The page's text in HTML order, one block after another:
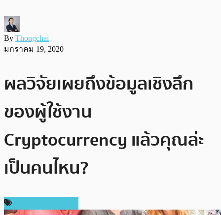
By Thongchai
มกราคม 19, 2020
ผลวิจัยเผยถึงข้อมูลเชิงลึก
ของผู้ใช้งาน
Cryptocurrency แล้วคุณล่ะ
เป็นคนไหน?